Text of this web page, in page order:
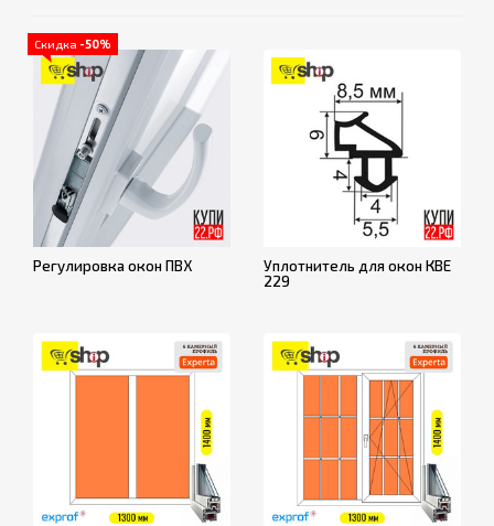
Скидка -50%
Регулировка окон ПВХ
Уплотнитель для окон КВЕ
229